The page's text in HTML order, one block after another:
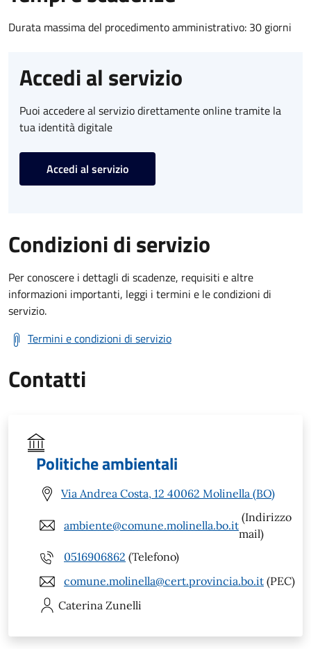
Durata massima del procedimento amministrativo: 30 giorni
Accedi al servizio
Puoi accedere al servizio direttamente online tramite la
tua identità digitale
Accedi al servizio
Condizioni di servizio
Per conoscere i dettagli di scadenze, requisiti e altre
informazioni importanti, leggi i termini e le condizioni di
servizio.
Termini e condizioni di servizio
Contatti
Politiche ambientali
Via Andrea Costa, 12 40062 Molinella (BO)
ambiente@comune.molinella.bo.it
(Indirizzo
mail)
0516906862 (Telefono)
comune.molinella@cert.provincia.bo.it (PEC)
Caterina Zunelli